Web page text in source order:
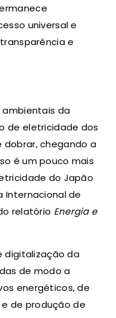
universal e
e
ambientais da
de eletricidade dos
chegando a
é um pouco mais
do Japão
Internacional de
relatório Energia e
digitalização da
de modo a
energéticos, de
de produção de